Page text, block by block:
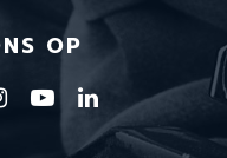
OP